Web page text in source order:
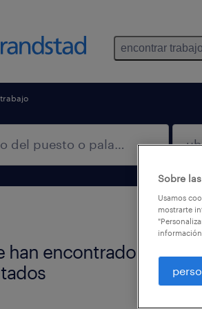
encontrar trabajo
trabajo
han encontrado
Sobre
Usamos
mostrarte